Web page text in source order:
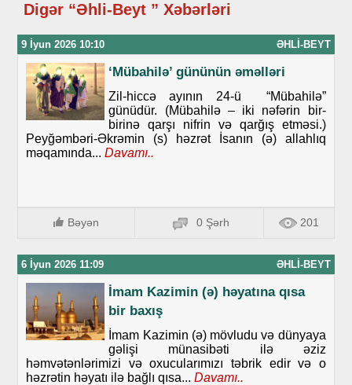
Digər “Əhli-Beyt ” Xəbərləri
9 İyun 2026 10:10 ƏHLI-BEYT
‘Mübahilə’ gününün əməlləri
Zil-hiccə ayının 24-ü “Mübahilə”
günüdür. (Mübahilə – iki nəfərin bir-
birinə qarşı nifrin və qarğış etməsi.)
Peyğəmbəri-Əkrəmin (s) həzrət İsanın (ə) allahlıq
məqamında... Davamı..
Bəyən 0 Şərh 201
6 İyun 2026 11:09 ƏHLI-BEYT
İmam Kazimin (ə) həyatına qısa
bir baxış
İmam Kazimin (ə) mövludu və dünyaya
gəlişi münasibəti ilə əziz
həmvətənlərimizi və oxucularımızı təbrik edir və o
həzrətin həyatı ilə bağlı qısa... Davamı..